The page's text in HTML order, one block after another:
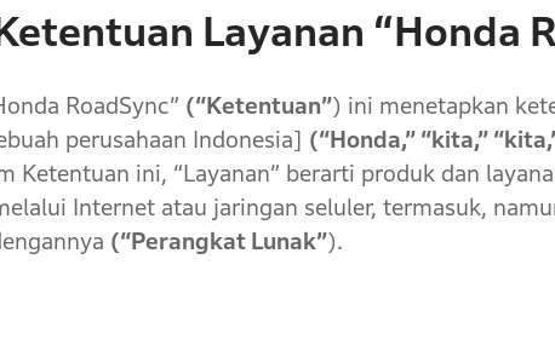
Layanan “Honda
RoadSync” (“Ketentuan”) ini menetapkan
perusahaan Indonesia] (“Honda,” “kita,”
Ketentuan ini, “Layanan” berarti produk dan
Internet atau jaringan seluler, termasuk,
(“Perangkat Lunak”).